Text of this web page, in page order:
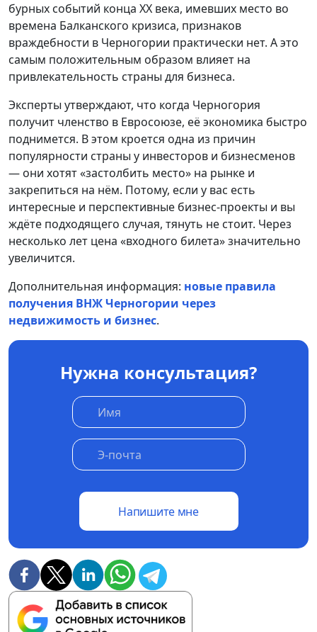
бурных событий конца XX века, имевших место во
времена Балканского кризиса, признаков
враждебности в Черногории практически нет. А это
самым положительным образом влияет на
привлекательность страны для бизнеса.
Эксперты утверждают, что когда Черногория
получит членство в Евросоюзе, её экономика быстро
поднимется. В этом кроется одна из причин
популярности страны у инвесторов и бизнесменов
— они хотят «застолбить место» на рынке и
закрепиться на нём. Потому, если у вас есть
интересные и перспективные бизнес-проекты и вы
ждёте подходящего случая, тянуть не стоит. Через
несколько лет цена «входного билета» значительно
увеличится.
Дополнительная информация: новые правила
получения ВНЖ Черногории через
недвижимость и бизнес.
Нужна консультация?
Напишите мне